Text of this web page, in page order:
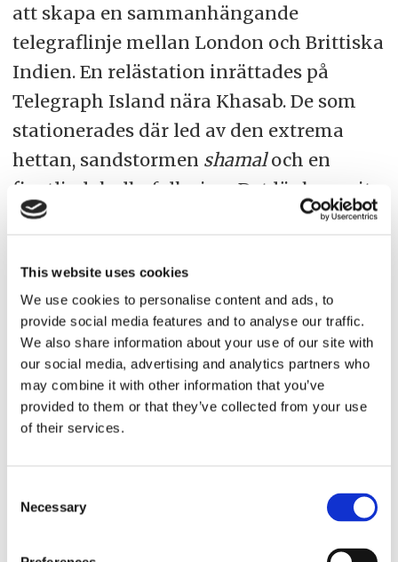
This website uses cookies
We use cookies to personalise content and ads, to
provide social media features and to analyse our traffic.
We also share information about your use of our site with
our social media, advertising and analytics partners who
may combine it with other information that you’ve
provided to them or that they’ve collected from your use
of their services.
Selection
Necessary
att skapa en sammanhängande
telegraflinje mellan London och Brittiska
Indien. En relästation inrättades på
Telegraph Island nära Khasab. De som
stationerades där led av den extrema
hettan, sandstormen shamaloch en
fientlig lokalbefolkning. Det lär ha varit
just där uttrycket
go round the bend(”gå
myntades.
Indiska sjömän sägs offra kokosnötter,
frukt och blommor i sjön när de passerar
kröken Musandam, för att trygga en
gynnsam och säker resa. Det kan nog
(Uppdatering av en tidigare version som
publicerades i
nr 1 2012.)